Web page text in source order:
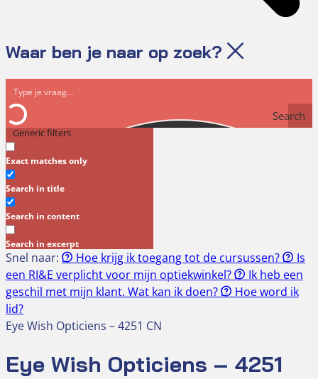
Waar ben je naar op zoek?
Search
Generic filters
Exact matches only
Search in title
Search in content
Search in excerpt
Snel naar: Hoe krijg ik toegang tot de cursussen?
Is
een RI&E verplicht voor mijn optiekwinkel?
Ik heb een
geschil met mijn klant. Wat kan ik doen?
Hoe word ik
lid?
Eye Wish Opticiens – 4251 CN
Eye Wish Opticiens – 4251